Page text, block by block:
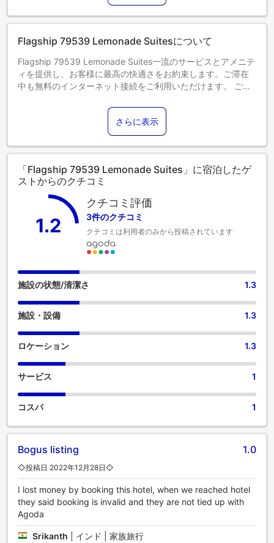
エキストラベッドの追加可否は、お部屋タイプにより異なり
ます。各部屋タイプ欄の記載をご確認ください。
Flagship 79539 Lemonade Suitesについて
Flagship 79539 Lemonade Suites一流のサービスとアメニテ
ィを提供し、お客様に最高の快適さをお約束します。ご滞在
中も無料のインターネット接続をご利用いただけます。 ご宿
けます。フロントデスクチームは、コンシェルジュサービス
などのアメニティでお客様を親身にサポートします。リラッ
クスしたいなら、ルームサービスなどの室内設備・サービス
で、お部屋で過ごす時間を最大限にお楽しみいただけます。
かな眠りをお約束する様々な機能を備えています。 一部の客
室では、お客様の利便性と満足のために、エアコンやリネン
サービスを提供しています。一部の客室では、室内ビデオス
トリーミング、日刊新聞、テレビなど、一流の室内エンター
テイメントをお楽しみいただけます。 バスローブ、タオル、
または一部の客室バスルームで利用できるヘアドライヤーを
ご利用可能ですので、清潔を維持し、快適にお過ごしくださ
い。 Flagship 79539 Lemonade Suitesで一貫してご提供し
ている美味しい無料朝食で、楽しい一日を始めましょう。
さらに表示
「Flagship 79539 Lemonade Suites」に宿泊したゲ
ストからのクチコミ
1.2
クチコミ評価
3件のクチコミ
クチコミは利用者のみから投稿されています
施設の状態/清潔さ 1.3
施設・設備 1.3
ロケーション 1.3
サービス 1
コスパ 1
Bogus listing 1.0
◇投稿日 2022年12月28日◇
I lost money by booking this hotel, when we reached hotel
they said booking is invalid and they are not tied up with
Agoda
Srikanth インド | 家族旅行